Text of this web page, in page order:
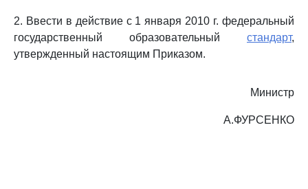
2. Ввести в действие с 1 января 2010 г. федеральный
государственный образовательный стандарт,
утвержденный настоящим Приказом.
Министр
А.ФУРСЕНКО